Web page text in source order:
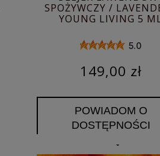
SPOŻYWCZY /
YOUNG LIVING 5
5.0
149,00 zł
POWIADOM O
DOSTĘPNOŚCI